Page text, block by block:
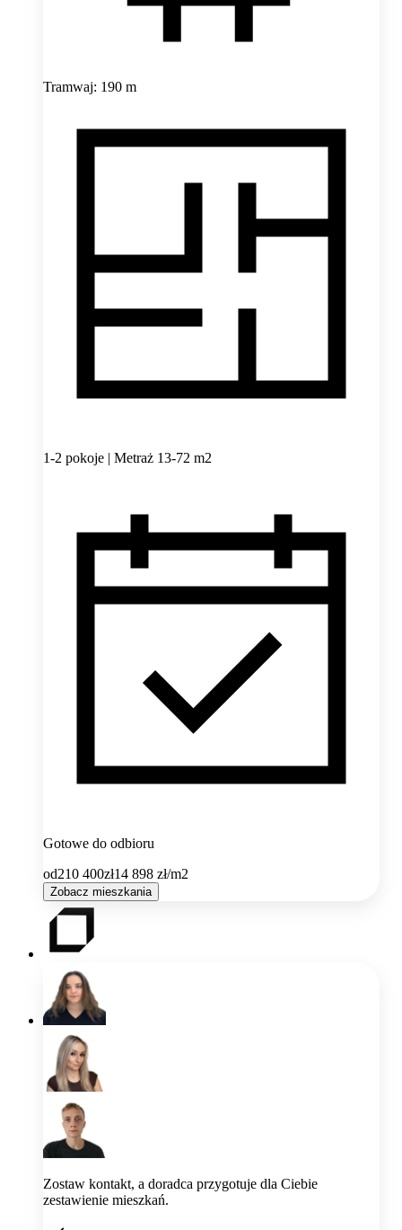
Tramwaj: 190 m
1-2 pokoje | Metraż 13-72 m2
Gotowe do odbioru
od210 400zł14 898 zł/m2
Zobacz mieszkania
Zostaw kontakt, a doradca przygotuje dla Ciebie
zestawienie mieszkań.